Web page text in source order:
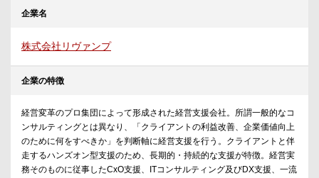
企業名
株式会社リヴァンプ
企業の特徴
経営変革のプロ集団によって形成された経営支援会社。所謂一般的なコ
ンサルティングとは異なり、「クライアントの利益改善、企業価値向上
のために何をすべきか」を判断軸に経営支援を行う。クライアントと伴
走するハンズオン型支援のため、長期的・持続的な支援が特徴。経営実
務そのものに従事したCxO支援、ITコンサルティング及びDX支援、一流